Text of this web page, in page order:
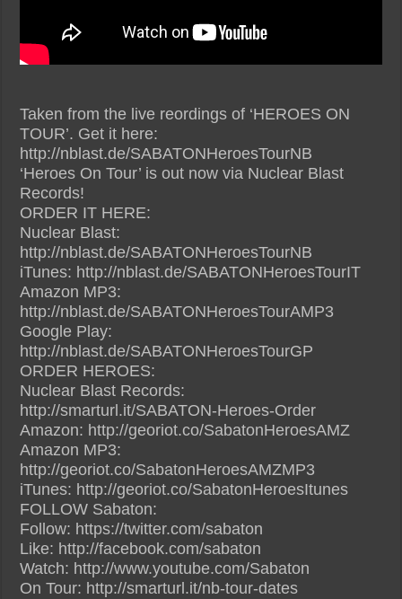
Taken from the live reordings of ‘HEROES ON
TOUR’. Get it here:
http://nblast.de/SABATONHeroesTourNB
‘Heroes On Tour’ is out now via Nuclear Blast
Records!
ORDER IT HERE:
Nuclear Blast:
http://nblast.de/SABATONHeroesTourNB
iTunes: http://nblast.de/SABATONHeroesTourIT
Amazon MP3:
http://nblast.de/SABATONHeroesTourAMP3
Google Play:
http://nblast.de/SABATONHeroesTourGP
ORDER HEROES:
Nuclear Blast Records:
http://smarturl.it/SABATON-Heroes-Order
Amazon: http://georiot.co/SabatonHeroesAMZ
Amazon MP3:
http://georiot.co/SabatonHeroesAMZMP3
iTunes: http://georiot.co/SabatonHeroesItunes
FOLLOW Sabaton:
Follow: https://twitter.com/sabaton‎
Like: http://facebook.com/sabaton
Watch: http://www.youtube.com/Sabaton
On Tour: http://smarturl.it/nb-tour-dates